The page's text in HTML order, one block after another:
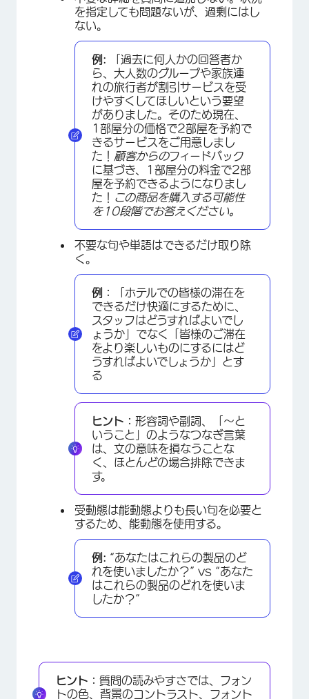
を指定しても問題ないが、過剰にはし
ない。
例: 「過去に何人かの回答者か
ら、大人数のグループや家族連
れの旅行者が割引サービスを受
けやすくしてほしいという要望
がありました。そのため現在、
1部屋分の価格で2部屋を予約で
きるサービスをご用意しまし
た！ 顧客からのフィードバック
に基づき、1部屋分の料金で2部
屋を予約できるようになりまし
た！ この商品を購入する可能性
を10段階でお答えください。
不要な句や単語はできるだけ取り除
く。
例：
「ホテルでの皆様の滞在を
できるだけ快適にするために、
スタッフはどうすればよいでし
ょうか」でなく「皆様のご滞在
をより楽しいものにするにはど
うすればよいでしょうか」とす
る
ヒント： 形容詞や副詞、「～と
いうこと」のようなつなぎ言葉
は、文の意味を損なうことな
く、ほとんどの場合排除できま
す。
受動態は能動態よりも長い句を必要と
するため、能動態を使用する。
例: “あなたはこれらの製品のど
れを使いましたか？” vs “あなた
はこれらの製品のどれを使いま
したか？”
ヒント： 質問の読みやすさでは、フォン
トの色、背景のコントラスト、フォント